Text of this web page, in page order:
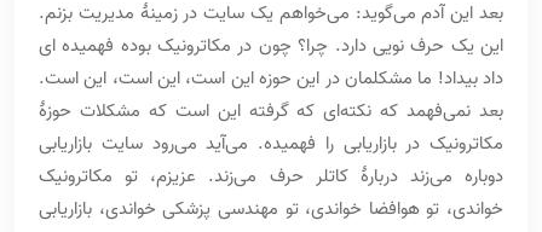
بعد این آدم می‌گوید: می‌خواهم یک سایت در زمینۀ مدیریت بزنم.
این یک حرف نویی دارد. چرا؟ چون در مکاترونیک بوده فهمیده ای
داد بیداد! ما مشکلمان در این حوزه این است، این است، این است.
بعد نمی‌فهمد که نکته‌ای که گرفته این است که مشکلات حوزۀ
مکاترونیک در بازاریابی را فهمیده. می‌آید می‌رود سایت بازاریابی
دوباره می‌زند دربارۀ کاتلر حرف می‌زند. عزیزم، تو مکاترونیک
خواندی، تو هوافضا خواندی، تو مهندسی پزشکی خواندی، بازاریابی